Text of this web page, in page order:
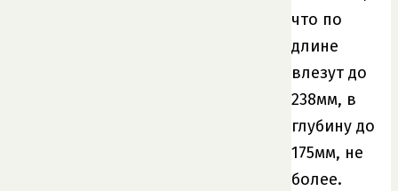
что по
длине
влезут до
238мм, в
глубину до
175мм, не
более.